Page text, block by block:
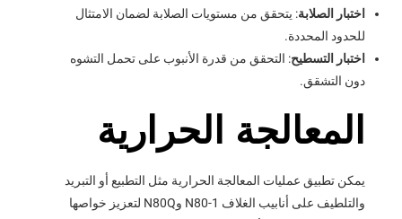
اختبار الصلابة: يتحقق من مستويات الصلابة لضمان الامتثال
للحدود المحددة.
اختبار التسطيح: التحقق من قدرة الأنبوب على تحمل التشوه
دون التشقق.
المعالجة الحرارية
يمكن تطبيق عمليات المعالجة الحرارية مثل التطبيع أو التبريد
والتلطيف على أنابيب الغلاف N80-1 وN80Q لتعزيز خواصها